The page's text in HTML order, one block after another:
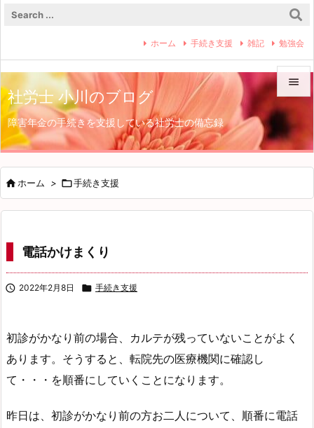
社労士 小川のブログ
障害年金の手続きを支援している社労士の備忘録


メニュ

前へ
ホーム 手続き支援 雑記 勉強会
ホーム > 手続き支援
電話かけまくり
 2022年2月8日  手続き支援
初診がかなり前の場合、カルテが残っていないことがよく
あります。そうすると、転院先の医療機関に確認し
て・・・を順番にしていくことになります。
昨日は、初診がかなり前の方お二人について、順番に電話